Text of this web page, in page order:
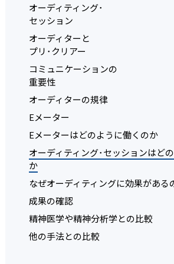
オーディティング･
セッション
オーディターと
プリ･クリアー
コミュニケーションの
重要性
オーディターの規律
Eメーター
Eメーターはどのように働くのか
オーディティング･セッションはど
か
なぜオーディティングに効果がある
成果の確認
精神医学や精神分析学との比較
他の手法との比較